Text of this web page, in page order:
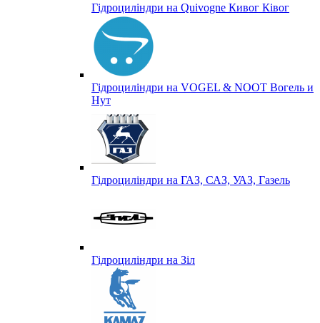
Гідроциліндри на Quivogne Кивог Ківог
Гідроциліндри на VOGEL & NOOT Вогель и
Нут
Гідроциліндри на ГАЗ, САЗ, УАЗ, Газель
Гідроциліндри на Зіл